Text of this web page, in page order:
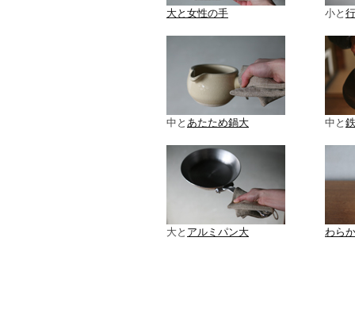
大と女性の手 小と
中と あたため鍋大 中と
大と アルミパン大 わら